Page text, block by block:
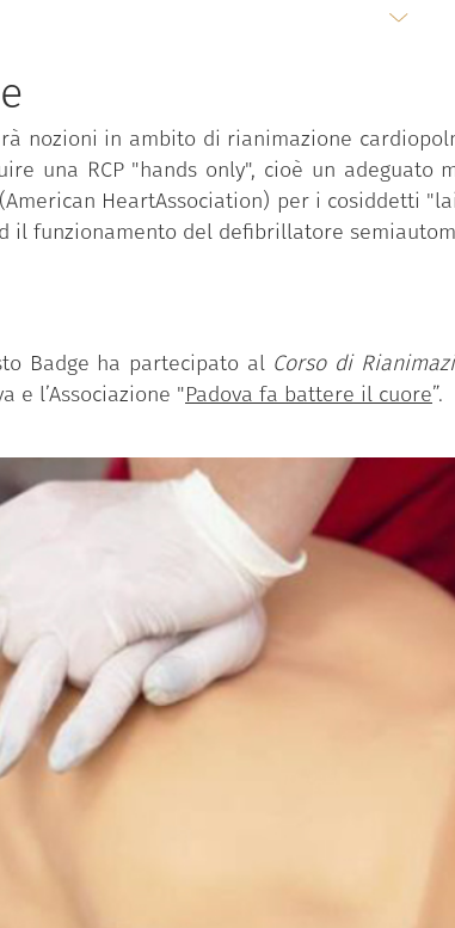
cardiaco;
semiautomatico;
teorico/pratico con presentazione
nozioni in ambito di rianimazione
una RCP "hands only", cioè un adeguato
HeartAssociation) per i cosiddetti
il funzionamento del defibrillatore
Badge ha partecipato al Corso di
e l’Associazione "Padova fa battere il cuore”.